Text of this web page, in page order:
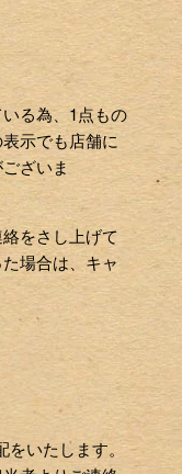
る為、1点もの
示でも店舗に
ざいま
をさし上げて
場合は、キャ
をいたします。